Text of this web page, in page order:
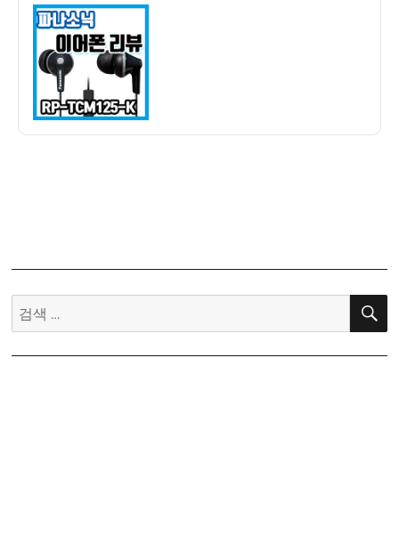
이
일
검
색:
검